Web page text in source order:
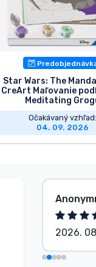
Star Wars: The
CreArt Maľovanie
Meditating
Očakávaný vzhľad:
04. 09. 2026
2026.